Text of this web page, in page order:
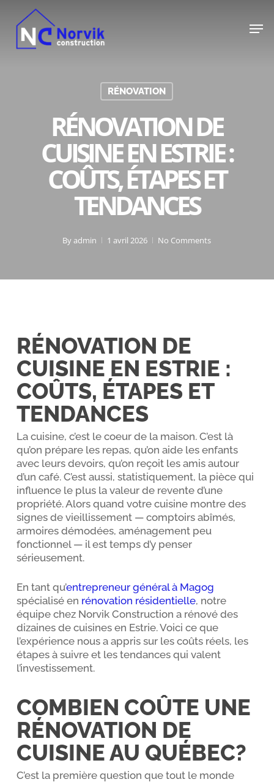
main
RÉNOVATION
RÉNOVATION DE
CUISINE EN ESTRIE :
COÛTS, ÉTAPES ET
TENDANCES
Byadmin 1 avril 2026 No Comments
RÉNOVATION DE
CUISINE EN ESTRIE :
COÛTS, ÉTAPES ET
TENDANCES
La cuisine, c’est le coeur de la maison. C’est là
qu’on prépare les repas, qu’on aide les enfants
avec leurs devoirs, qu’on reçoit les amis autour
d’un café. C’est aussi, statistiquement, la pièce qui
influence le plus la valeur de revente d’une
propriété. Alors quand votre cuisine montre des
signes de vieillissement — comptoirs abîmés,
armoires démodées, aménagement peu
fonctionnel — il est temps d’y penser
sérieusement.
En tant qu’entrepreneur général à Magog
spécialisé en rénovation résidentielle, notre
équipe chez Norvik Construction a rénové des
dizaines de cuisines en Estrie. Voici ce que
l’expérience nous a appris sur les coûts réels, les
étapes à suivre et les tendances qui valent
l’investissement.
COMBIEN COÛTE UNE
RÉNOVATION DE
CUISINE AU QUÉBEC?
C’est la première question que tout le monde